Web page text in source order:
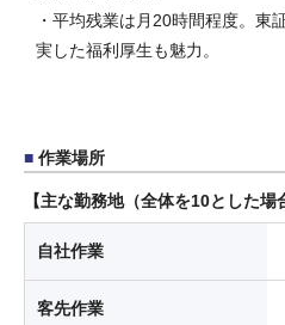
・平均残業は月20時間程度。東
実した福利厚生も魅力。
作業場所
主な勤務地（全体を10とした場
自社作業
客先作業